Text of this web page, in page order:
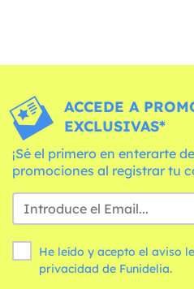
ACCEDE A
EXCLUSIVAS*
¡Sé el primero en enterarte
promociones al registrar tu
He leído y acepto el aviso
privacidad de Funidelia.